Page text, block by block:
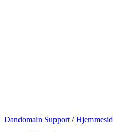
Dandomain Support/